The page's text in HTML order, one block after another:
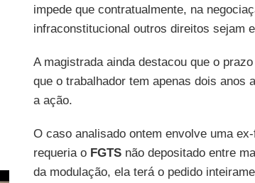
impede que contratualmente, na
infraconstitucional outros direitos sejam
A magistrada ainda destacou que o
que o trabalhador tem apenas dois anos
a ação.
O caso analisado ontem envolve uma
requeria o FGTSnão depositado entre
da modulação, ela terá o pedido